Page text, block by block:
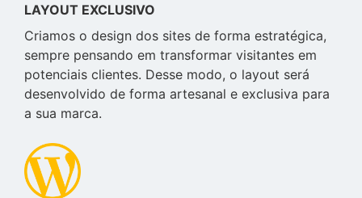
LAYOUT EXCLUSIVO
Criamos o design dos sites de forma estratégica,
sempre pensando em transformar visitantes em
potenciais clientes. Desse modo, o layout será
desenvolvido de forma artesanal e exclusiva para
a sua marca.